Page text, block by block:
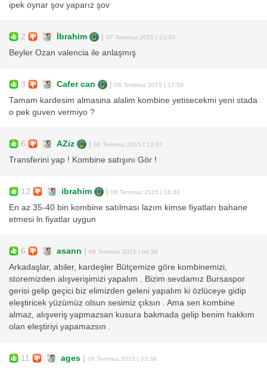
ipek oynar şov yaparız şov
2 İbrahim 07 Temmuz 2015 | 23:40
Beyler Ozan valencia ile anlaşmış
3 Cafer can 06 Temmuz 2015 | 17:59
Tamam kardesim almasina alalim kombine yetisecekmi yeni stada
o pek guven vermiyo ?
6 AZiz 06 Temmuz 2015 | 13:07
Transferini yap ! Kombine satışını Gör !
12 ibrahim 06 Temmuz 2015 | 10:34
En az 35-40 bin kombine satılması lazım kimse fiyatları bahane
etmesi ln fiyatlar uygun
6 asann 06 Temmuz 2015 | 04:36
Arkadaşlar, abiler, kardeşler Bütçemize göre kombinemizi,
storemizden alışverişimizi yapalım . Bizim sevdamız Bursaspor
gerisi gelip geçici biz elimizden geleni yapalım ki özlüceye gidip
eleştiricek yüzümüz olsun sesimiz çıksın . Ama sen kombine
almaz, alışveriş yapmazsan kusura bakmada gelip benim hakkım
olan eleştiriyi yapamazsın .
11 ages 06 Temmuz 2015 | 03:38